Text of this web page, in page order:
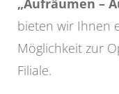
„Aufräumen –
bieten wir Ihnen
Möglichkeit zur
Filiale.